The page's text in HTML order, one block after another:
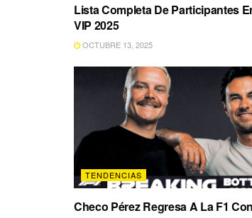
Lista Completa De Participantes
VIP 2025
OCTUBRE 13, 2025
TENDENCIAS
Checo Pérez Regresa A La F1